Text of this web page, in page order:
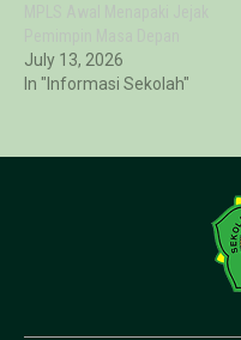
July 13, 2026
In "Informasi Sekolah"